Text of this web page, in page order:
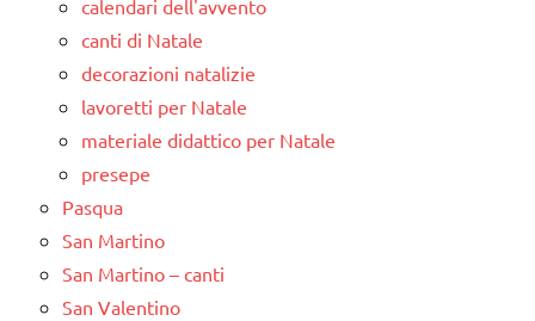
calendari dell'avvento
canti di Natale
decorazioni natalizie
lavoretti per Natale
materiale didattico per Natale
presepe
Pasqua
San Martino
San Martino – canti
San Valentino